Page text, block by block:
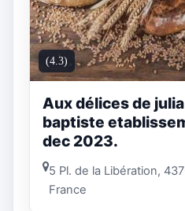
(4.3)
Aux délices de
baptiste
dec 2023.
5 Pl. de la Libération,
France